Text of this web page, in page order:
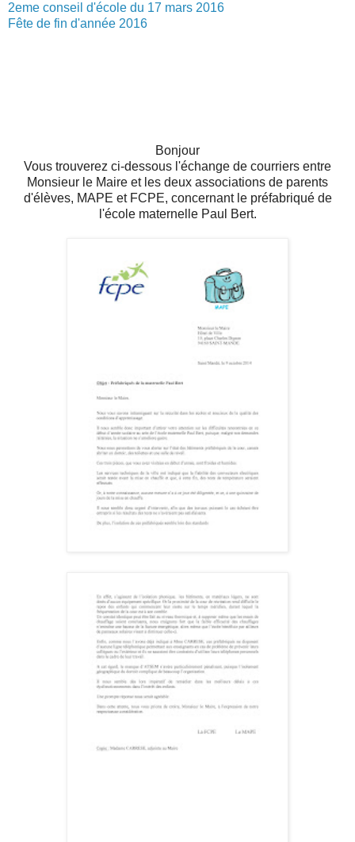
2eme conseil d'école du 17 mars 2016
Fête de fin d'année 2016
Bonjour
Vous trouverez ci-dessous l'échange de courriers entre
Monsieur le Maire et les deux associations de parents
d'élèves, MAPE et FCPE, concernant le préfabriqué de
l'école maternelle Paul Bert.